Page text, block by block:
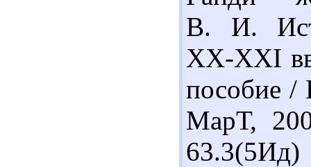
В. И.
ХХ-ХХІ
пособие
МарТ,